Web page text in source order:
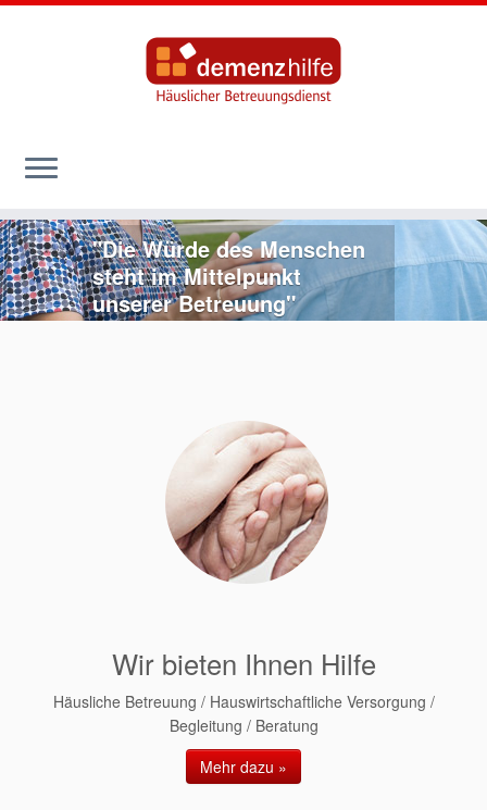
Zum
Inhalt
springen
"Die Würde des Menschen
steht im Mittelpunkt
unserer Betreuung"
Wir bieten Ihnen Hilfe
Häusliche Betreuung / Hauswirtschaftliche Versorgung /
Begleitung / Beratung
Mehr dazu »